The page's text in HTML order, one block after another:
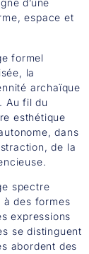
d’une
espace et
formel
la
archaïque
Au fil du
esthétique
dans
de la
spectre
à des formes
expressions
se distinguent
abordent des